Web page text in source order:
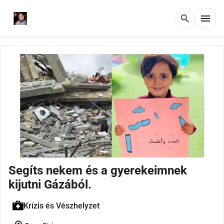
search menu
Segíts nekem és a gyerekeimnek
kijutni Gázából.
Krízis és Vészhelyzet